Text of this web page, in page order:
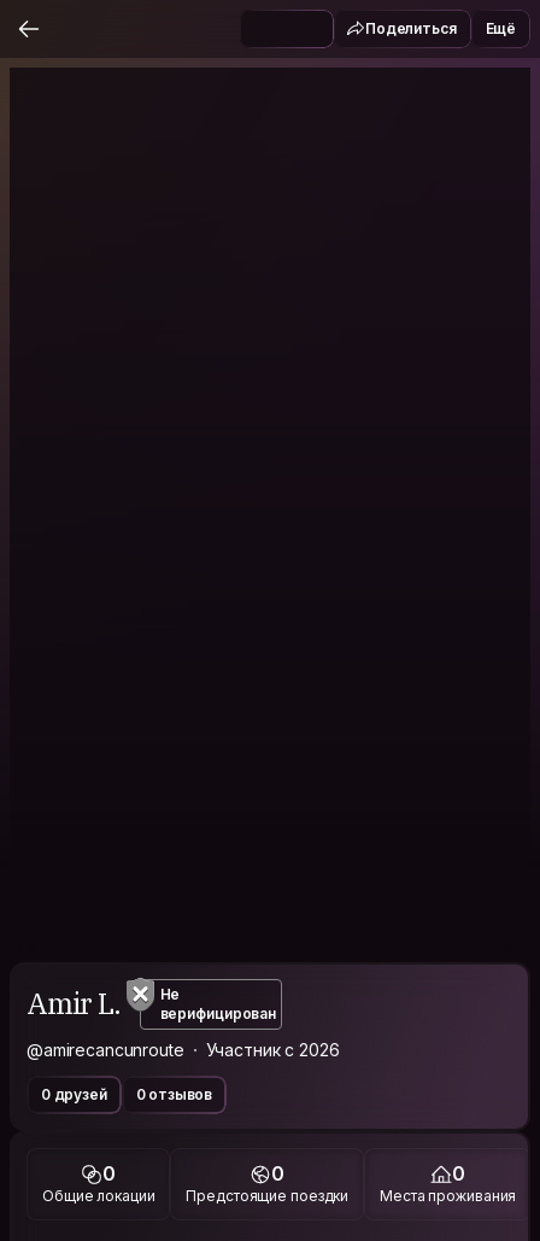
Поделиться Ещё
Amir L.
Не
верифицирован
@amirecancunroute Участник с 2026
0 друзей 0 отзывов
0
Общие локации
0
Предстоящие поездки
0
Места проживания